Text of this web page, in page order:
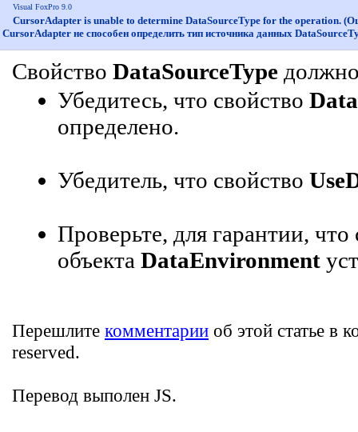
Visual FoxPro 9.0
CursorAdapter is unable to determine DataSourceType for the operation.
CursorAdapter не способен определить тип источника данных
Свойство DataSourceType
Убедитесь, что свойство
определено.
Убедитель, что свойство
Проверьте, для гарантии,
объекта DataEnvironment
Перешлите комментарии об этой статье
reserved.
Перевод выполен JS.